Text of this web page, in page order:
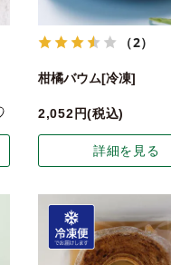
（2）
柑橘バウム[冷凍]
2,052 税込
詳細を見る